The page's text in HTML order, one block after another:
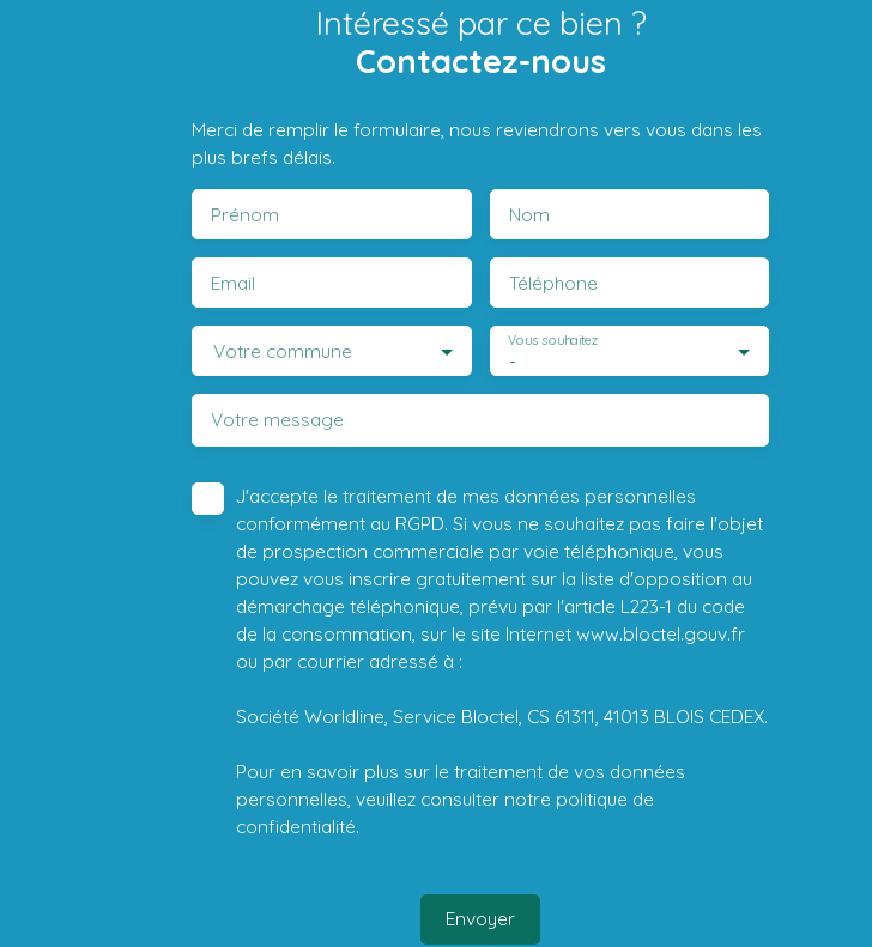
Intéressé par ce bien ?
Contactez-nous
Merci de remplir le formulaire, nous reviendrons vers vous dans les
plus brefs délais.
Prénom Nom
Email Téléphone
Votre commune -
Vous souhaitez
Votre message
J'accepte le traitement de mes données personnelles
conformément au RGPD. Si vous ne souhaitez pas faire l'objet
de prospection commerciale par voie téléphonique, vous
pouvez vous inscrire gratuitement sur la liste d'opposition au
démarchage téléphonique, prévu par l'article L223-1 du code
de la consommation, sur le site Internet www.bloctel.gouv.fr
ou par courrier adressé à :
Société Worldline, Service Bloctel, CS 61311, 41013 BLOIS CEDEX.
Pour en savoir plus sur le traitement de vos données
personnelles, veuillez consulter notre politique de
confidentialité.
Envoyer